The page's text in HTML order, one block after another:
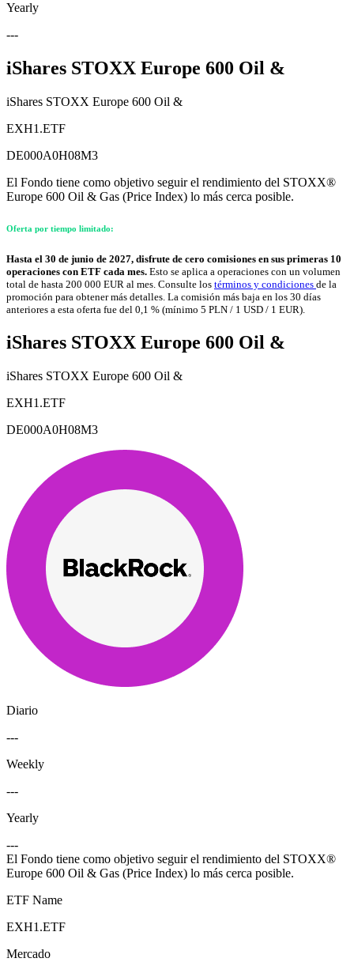
Yearly
---
iShares STOXX Europe 600 Oil &
iShares STOXX Europe 600 Oil &
EXH1.ETF
DE000A0H08M3
El Fondo tiene como objetivo seguir el rendimiento del STOXX®
Europe 600 Oil & Gas (Price Index) lo más cerca posible.
Oferta por tiempo limitado:
Hasta el 30 de junio de 2027, disfrute de cero comisiones en sus primeras 10
operaciones con ETF cada mes. Esto se aplica a operaciones con un volumen
total de hasta 200 000 EUR al mes. Consulte los términos y condiciones de la
promoción para obtener más detalles. La comisión más baja en los 30 días
anteriores a esta oferta fue del 0,1 % (mínimo 5 PLN / 1 USD / 1 EUR).
iShares STOXX Europe 600 Oil &
iShares STOXX Europe 600 Oil &
EXH1.ETF
DE000A0H08M3
Diario
---
Weekly
---
Yearly
---
El Fondo tiene como objetivo seguir el rendimiento del STOXX®
Europe 600 Oil & Gas (Price Index) lo más cerca posible.
ETF Name
EXH1.ETF
Mercado